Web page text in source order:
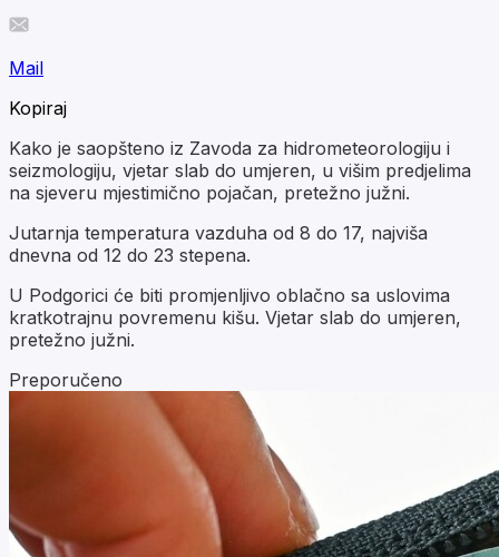
Mail
Kopiraj
Kako je saopšteno iz Zavoda za hidrometeorologiju i
seizmologiju, vjetar slab do umjeren, u višim predjelima
na sjeveru mjestimično pojačan, pretežno južni.
Jutarnja temperatura vazduha od 8 do 17, najviša
dnevna od 12 do 23 stepena.
U Podgorici će biti promjenljivo oblačno sa uslovima
kratkotrajnu povremenu kišu. Vjetar slab do umjeren,
pretežno južni.
Preporučeno